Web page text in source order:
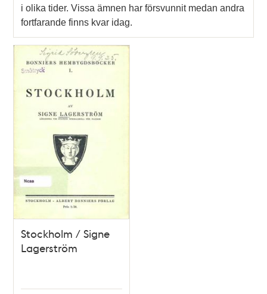
i olika tider. Vissa ämnen har försvunnit medan andra
fortfarande finns kvar idag.
Stockholm / Signe
Lagerström